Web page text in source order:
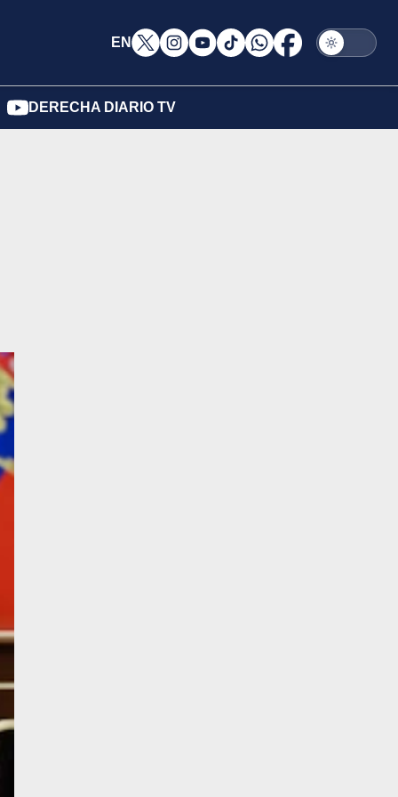
EN
DERECHA DIARIO TV